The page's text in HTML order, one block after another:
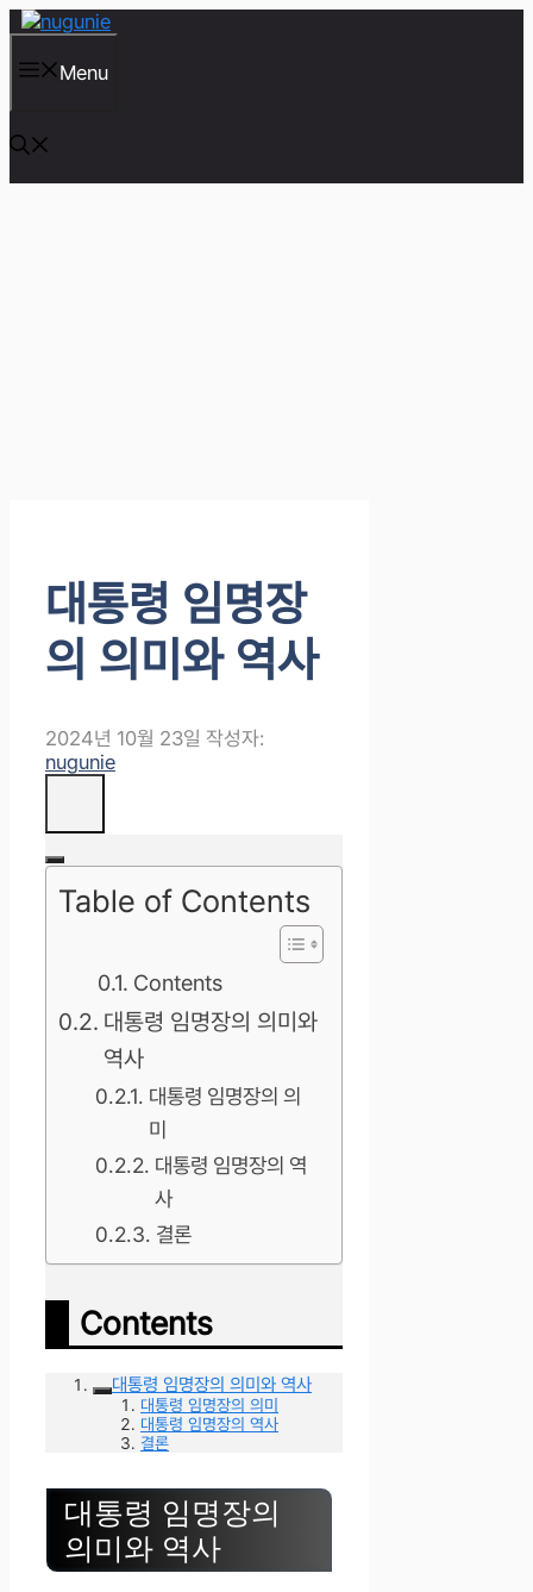
컨
츠
건
너
기
Menu
대통령 임명장
의 의미와 역사
2024년 10월 23일 작성자:
nugunie
Table of Contents
Contents
대통령 임명장의 의미와
역사
대통령 임명장의 의
미
대통령 임명장의 역
사
결론
Contents
대통령 임명장의 의미와 역사
대통령 임명장의 의미
대통령 임명장의 역사
결론
대통령 임명장의
의미와 역사